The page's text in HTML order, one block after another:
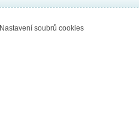
Nastavení soubrů cookies